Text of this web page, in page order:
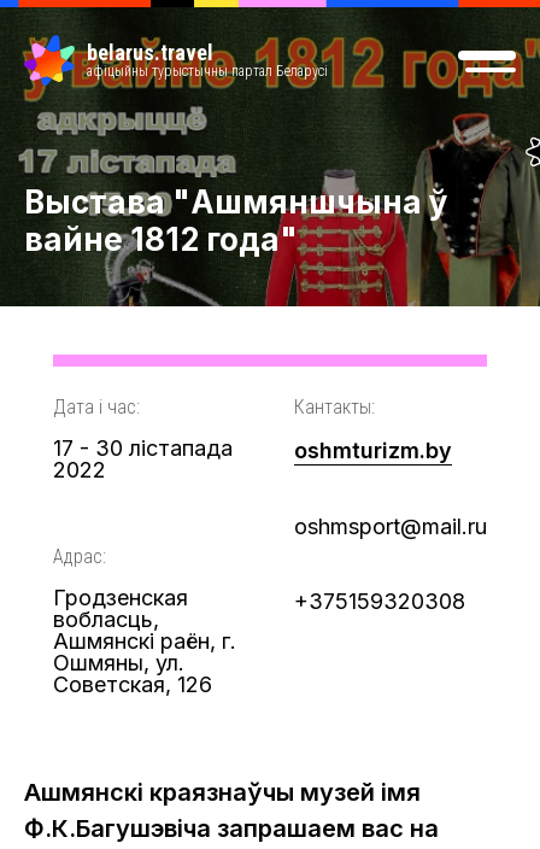
belarus.travel
афіцыйны турыстычны партал Беларусі
Выстава "Ашмяншчына ў
вайне 1812 года"
Дата і час:
17 - 30 лістапада
2022
Кантакты:
oshmturizm.by
oshmsport@mail.ru
+375159320308
Адрас:
Гродзенская
вобласць,
Ашмянскі раён, г.
Ошмяны, ул.
Советская, 126
Ашмянскі краязнаўчы музей імя
Ф.К.Багушэвіча запрашаем вас на